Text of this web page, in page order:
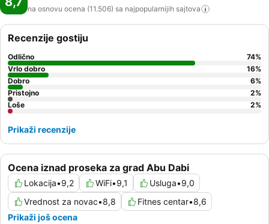
na osnovu ocena (11.506) sa najpopularnijih sajtova
Ocena iznad proseka za grad Abu Dabi
Lokacija•9,2 WiFi•9,1 Usluga•9,0
Vrednost za novac•8,8 Fitnes centar•8,6
Prikaži još ocena
Recenzije gostiju
Odlično 74%
Vrlo dobro
16%
Dobro
6%
Pristojno
2%
Loše
2%
Prikaži recenzije